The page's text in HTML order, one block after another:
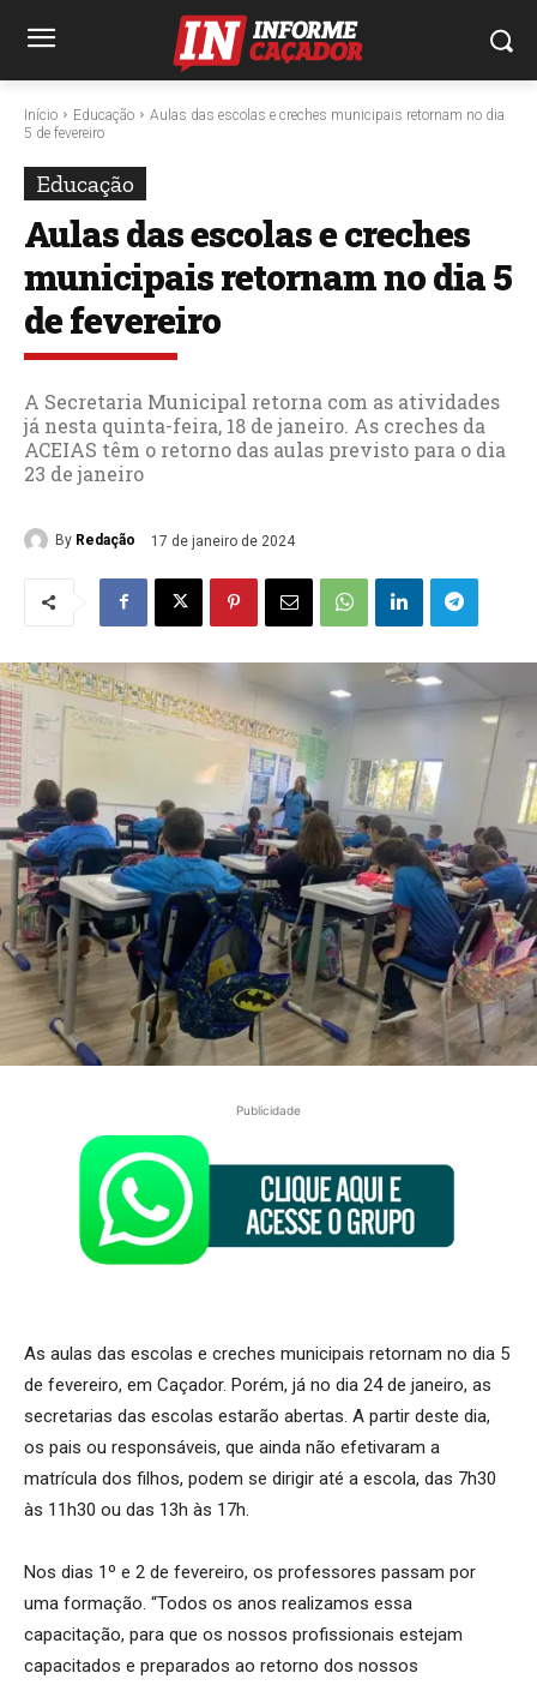
Início Educação
Aulas das escolas e creches municipais retornam no dia
5 de fevereiro
Educação
Aulas das escolas e creches
municipais retornam no dia 5
de fevereiro
A Secretaria Municipal retorna com as atividades
já nesta quinta-feira, 18 de janeiro. As creches da
ACEIAS têm o retorno das aulas previsto para o dia
23 de janeiro
By Redação 17 de janeiro de 2024
Publicidade
As aulas das escolas e creches municipais retornam no dia 5
de fevereiro, em Caçador. Porém, já no dia 24 de janeiro, as
secretarias das escolas estarão abertas. A partir deste dia,
os pais ou responsáveis, que ainda não efetivaram a
matrícula dos filhos, podem se dirigir até a escola, das 7h30
às 11h30 ou das 13h às 17h.
Nos dias 1º e 2 de fevereiro, os professores passam por
uma formação. “Todos os anos realizamos essa
capacitação, para que os nossos profissionais estejam
capacitados e preparados ao retorno dos nossos